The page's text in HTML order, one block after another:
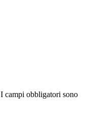
I campi obbligatori sono